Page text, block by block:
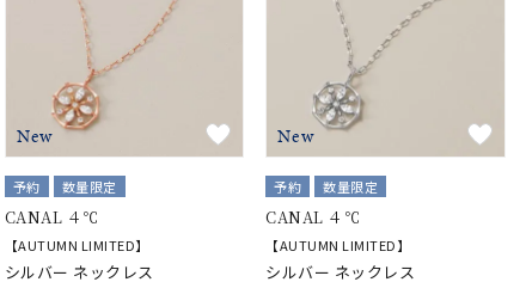
New
予約 数量限定
CANAL ４℃
【AUTUMN LIMITED】
シルバー ネックレス
New
予約 数量限定
CANAL ４℃
【AUTUMN LIMITED】
シルバー ネックレス